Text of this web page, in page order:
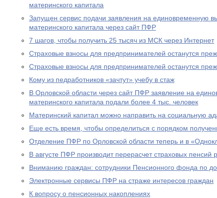
материнского капитала
Запущен сервис подачи заявления на единовременную
материнского капитала через сайт ПФР
7 шагов, чтобы получить 25 тысяч из МСК через Интернет
Страховые взносы для предпринимателей останутся
Страховые взносы для предпринимателей останутся
Кому из педработников «зачтут» учебу в стаж
В Орловской области через сайт ПФР заявление на
материнского капитала подали более 4 тыс. человек
Материнский капитал можно направить на социальную
Еще есть время, чтобы определиться с порядком
Отделение ПФР по Орловской области теперь и в
В августе ПФР производит перерасчет страховых
Вниманию граждан: сотрудники Пенсионного фонда по
Электронные сервисы ПФР на страже интересов граждан
К вопросу о пенсионных накоплениях